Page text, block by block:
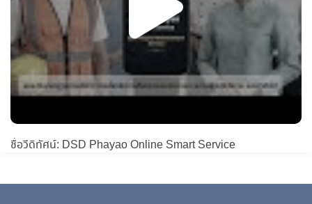
ชื่อวีดิทัศน์: DSD Phayao Online Smart Service